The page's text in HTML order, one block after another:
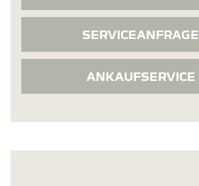
SERVICEANFRAGE
ANKAUFSERVICE